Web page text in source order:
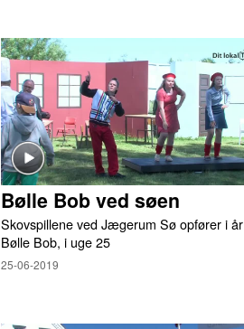
Bølle Bob ved søen
Skovspillene ved Jægerum Sø opfører i år
Bølle Bob, i uge 25
25-06-2019